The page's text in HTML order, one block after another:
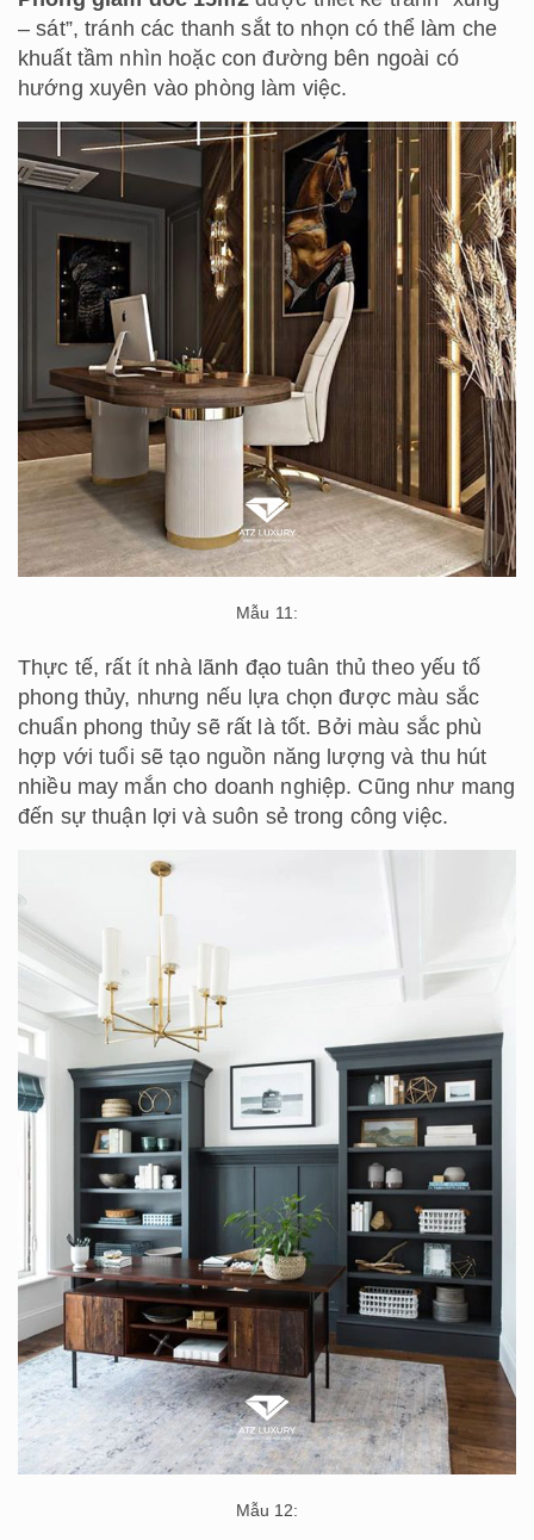
– sát”, tránh các thanh sắt to nhọn có thể làm che
khuất tầm nhìn hoặc con đường bên ngoài có
hướng xuyên vào phòng làm việc.
Mẫu 11:
Thực tế, rất ít nhà lãnh đạo tuân thủ theo yếu tố
phong thủy, nhưng nếu lựa chọn được màu sắc
chuẩn phong thủy sẽ rất là tốt. Bởi màu sắc phù
hợp với tuổi sẽ tạo nguồn năng lượng và thu hút
nhiều may mắn cho doanh nghiệp. Cũng như mang
đến sự thuận lợi và suôn sẻ trong công việc.
Mẫu 12: